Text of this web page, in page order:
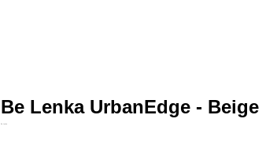
Be Lenka UrbanEdge - Beige